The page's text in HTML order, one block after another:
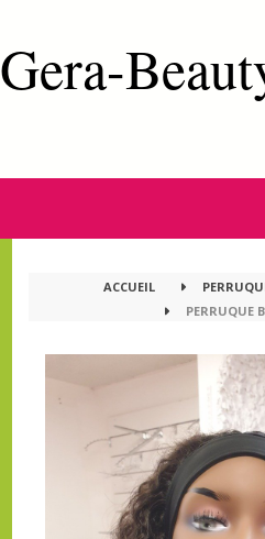
Gera-
ACCUEIL
PERRUQUE